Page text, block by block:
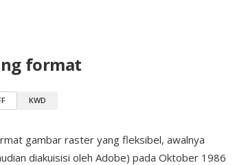
format
KWD
gambar raster yang fleksibel, awalnya
diakuisisi oleh Adobe) pada Oktober 1986